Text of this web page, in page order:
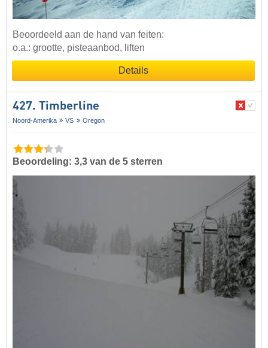
Beoordeeld aan de hand van feiten:
o.a.: grootte, pisteaanbod, liften
Details
427. Timberline
Noord-Amerika VS Oregon
Beoordeling: 3,3 van de 5 sterren